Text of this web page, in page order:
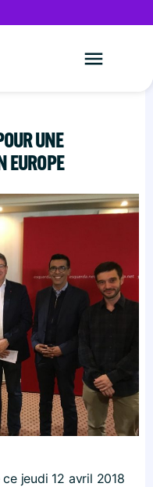
UNE
EUROPE
jeudi 12 avril 2018